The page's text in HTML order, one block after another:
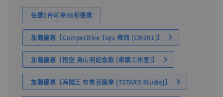
任選5件可享98折優惠
加購優惠【Competitive Toys 梅西 [CM001]】
加購優惠【悟空 鳥山明紀念款 [奇蹟工作室]】
加購優惠【海賊王 布魯克達摩 [7STARS Studio]】